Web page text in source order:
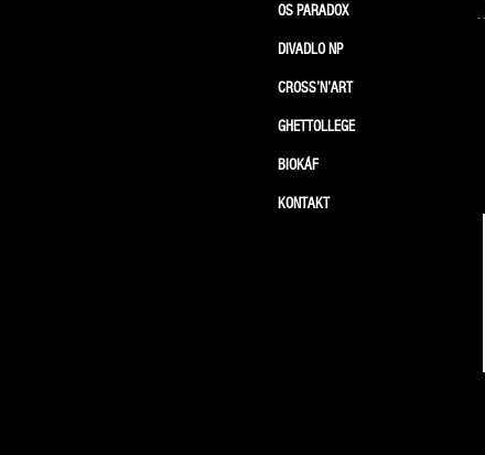
OS PARADOX
DIVADLO NP
CROSS’N’ART
GHETTOLLEGE
BIOKÁF
KONTAKT